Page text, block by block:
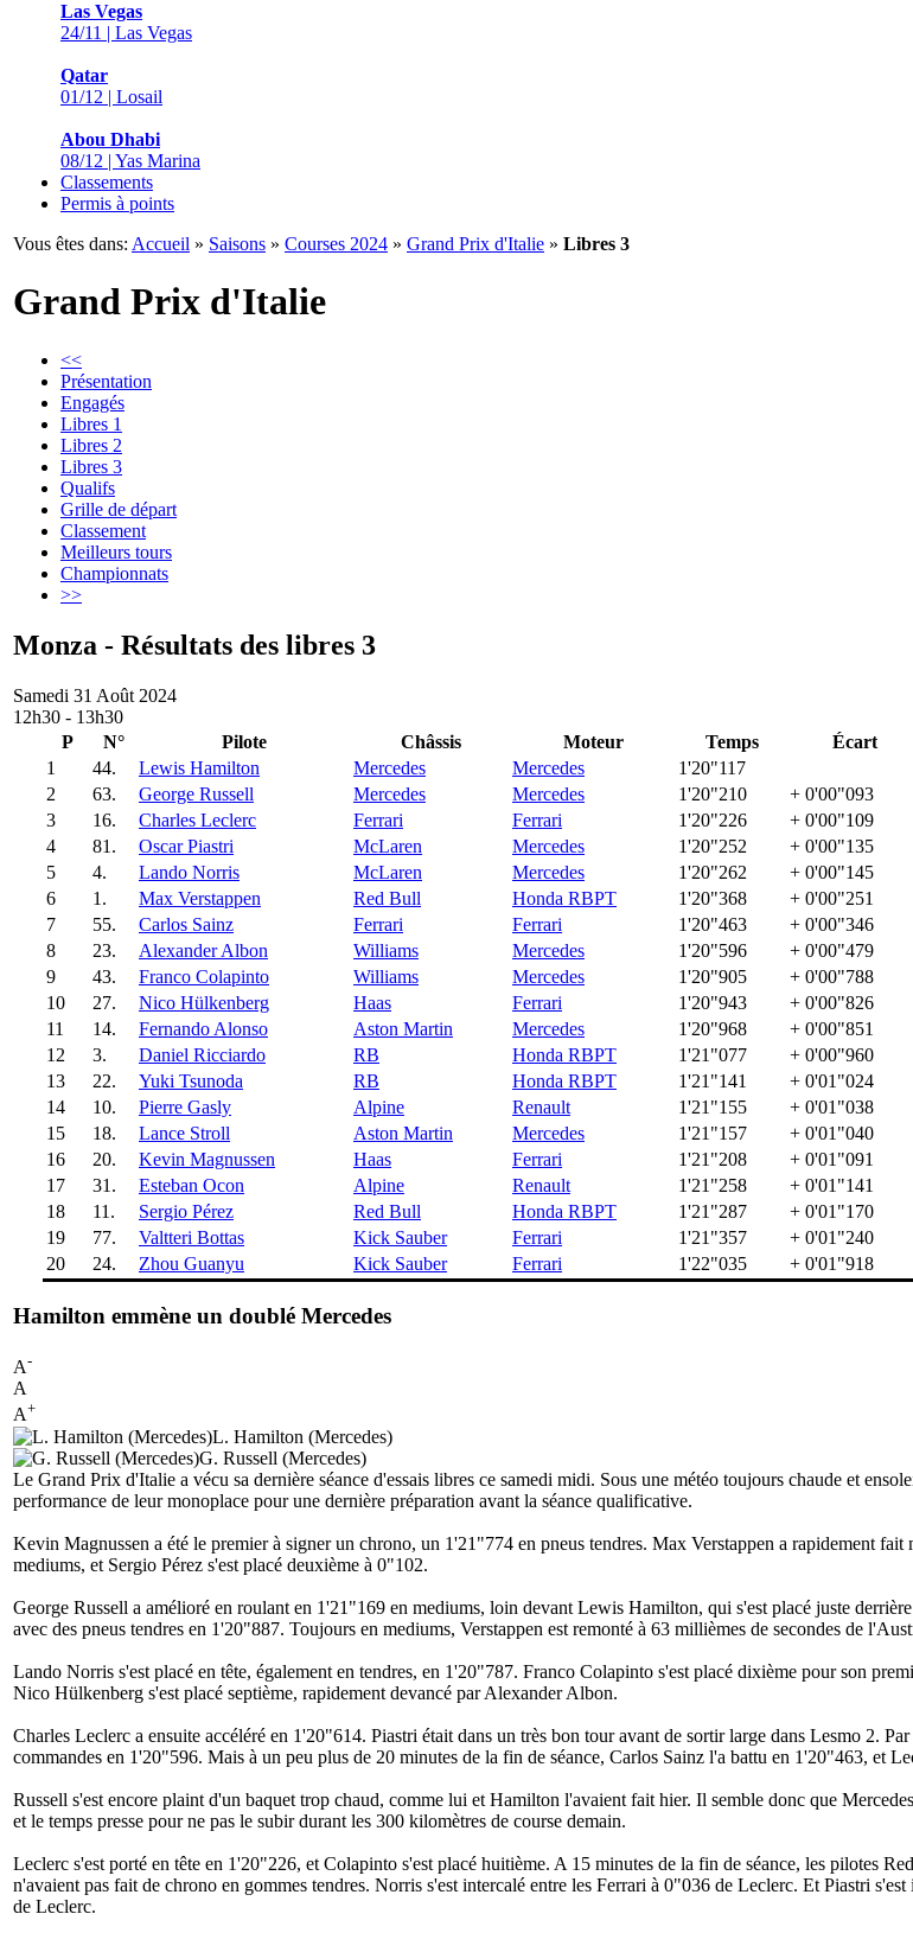
Las Vegas
24/11 | Las Vegas
Qatar
01/12 | Losail
Abou Dhabi
08/12 | Yas Marina
Classements
Permis à points
Vous êtes dans: Accueil » Saisons » Courses 2024 » Grand Prix d'Italie » Libres 3
Grand Prix d'Italie
<<
Présentation
Engagés
Libres 1
Libres 2
Libres 3
Qualifs
Grille de départ
Classement
Meilleurs tours
Championnats
>>
Monza - Résultats des libres 3
Samedi 31 Août 2024
12h30 - 13h30
P
N° Pilote Châssis Moteur Temps Écart
1
44. Lewis Hamilton Mercedes Mercedes 1'20"117
2
63. George Russell Mercedes Mercedes 1'20"210 + 0'00"093
3
16. Charles Leclerc Ferrari Ferrari 1'20"226 + 0'00"109
4
81. Oscar Piastri McLaren Mercedes 1'20"252 + 0'00"135
5
4. Lando Norris McLaren Mercedes 1'20"262 + 0'00"145
6
1. Max Verstappen Red Bull Honda RBPT 1'20"368 + 0'00"251
7
55. Carlos Sainz Ferrari Ferrari 1'20"463 + 0'00"346
8
23. Alexander Albon Williams Mercedes 1'20"596 + 0'00"479
9
43. Franco Colapinto Williams Mercedes 1'20"905 + 0'00"788
10
27. Nico Hülkenberg Haas Ferrari 1'20"943 + 0'00"826
11
14. Fernando Alonso Aston Martin Mercedes 1'20"968 + 0'00"851
12
3. Daniel Ricciardo RB Honda RBPT 1'21"077 + 0'00"960
13
22. Yuki Tsunoda RB Honda RBPT 1'21"141 + 0'01"024
14
10. Pierre Gasly Alpine Renault 1'21"155 + 0'01"038
15
18. Lance Stroll Aston Martin Mercedes 1'21"157 + 0'01"040
16
20. Kevin Magnussen Haas Ferrari 1'21"208 + 0'01"091
17
31. Esteban Ocon Alpine Renault 1'21"258 + 0'01"141
18
11. Sergio Pérez Red Bull Honda RBPT 1'21"287 + 0'01"170
19
77. Valtteri Bottas Kick Sauber Ferrari 1'21"357 + 0'01"240
20
24. Zhou Guanyu Kick Sauber Ferrari 1'22"035 + 0'01"918
Hamilton emmène un doublé Mercedes
A-
A
A+
L. Hamilton (Mercedes)
G. Russell (Mercedes)
Le Grand Prix d'Italie a vécu sa dernière séance d'essais libres ce samedi midi. Sous une météo toujours chaude et
performance de leur monoplace pour une dernière préparation avant la séance qualificative.
Kevin Magnussen a été le premier à signer un chrono, un 1'21"774 en pneus tendres. Max Verstappen a rapidement
mediums, et Sergio Pérez s'est placé deuxième à 0"102.
George Russell a amélioré en roulant en 1'21"169 en mediums, loin devant Lewis Hamilton, qui s'est placé juste
avec des pneus tendres en 1'20"887. Toujours en mediums, Verstappen est remonté à 63 millièmes de secondes de
Lando Norris s'est placé en tête, également en tendres, en 1'20"787. Franco Colapinto s'est placé dixième pour son
Nico Hülkenberg s'est placé septième, rapidement devancé par Alexander Albon.
Charles Leclerc a ensuite accéléré en 1'20"614. Piastri était dans un très bon tour avant de sortir large dans Lesmo 2.
commandes en 1'20"596. Mais à un peu plus de 20 minutes de la fin de séance, Carlos Sainz l'a battu en 1'20"463, et
Russell s'est encore plaint d'un baquet trop chaud, comme lui et Hamilton l'avaient fait hier. Il semble donc que
et le temps presse pour ne pas le subir durant les 300 kilomètres de course demain.
Leclerc s'est porté en tête en 1'20"226, et Colapinto s'est placé huitième. A 15 minutes de la fin de séance, les pilotes
n'avaient pas fait de chrono en gommes tendres. Norris s'est intercalé entre les Ferrari à 0"036 de Leclerc. Et Piastri
de Leclerc.